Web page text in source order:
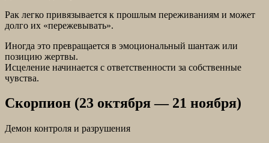
Рак легко привязывается к прошлым переживаниям и может
долго их «пережевывать».
Иногда это превращается в эмоциональный шантаж или
позицию жертвы.
Исцеление начинается с ответственности за собственные
чувства.
Скорпион (23 октября — 21 ноября)
Демон контроля и разрушения